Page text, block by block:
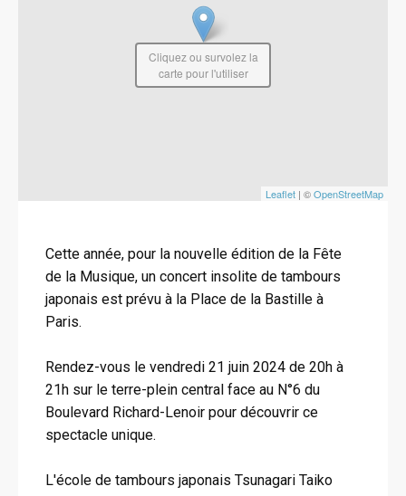
Leaflet | ©OpenStreetMap
Cliquez ou survolez la
carte pour l'utiliser
Cette année, pour la nouvelle édition de la Fête
de la Musique, un concert insolite de tambours
japonais est prévu à la Place de la Bastille à
Paris.
Rendez-vous le vendredi 21 juin 2024 de 20h à
21h sur le terre-plein central face au N°6 du
Boulevard Richard-Lenoir pour découvrir ce
spectacle unique.
L'école de tambours japonais Tsunagari Taiko